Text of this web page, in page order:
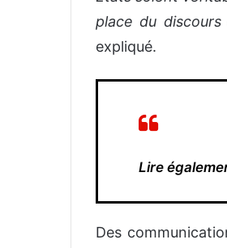
place du
expliqué.
Lire
Des